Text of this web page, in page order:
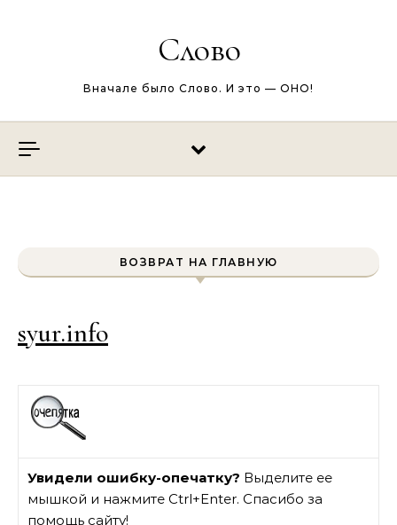
Слово
Вначале было Слово. И это — ОНО!
ВОЗВРАТ НА ГЛАВНУЮ
syur.info
Увидели ошибку-опечатку? Выделите ее
мышкой и нажмите Ctrl+Enter. Спасибо за
помощь сайту!